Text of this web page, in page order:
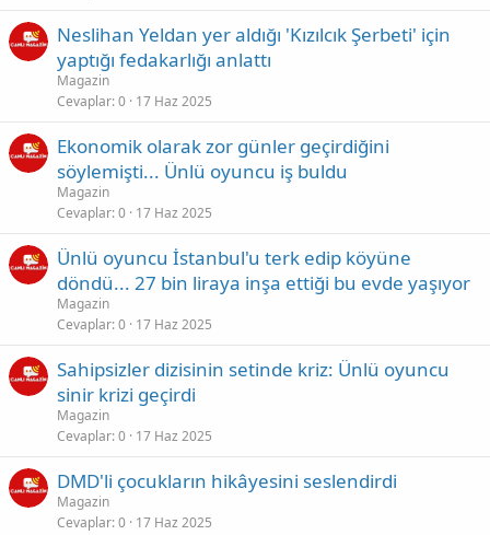
Neslihan Yeldan yer aldığı 'Kızılcık Şerbeti' için
yaptığı fedakarlığı anlattı
Magazin
Cevaplar 0 17 Haz 2025
Ekonomik olarak zor günler geçirdiğini
söylemişti... Ünlü oyuncu iş buldu
Magazin
Cevaplar 0 17 Haz 2025
Ünlü oyuncu İstanbul'u terk edip köyüne
döndü... 27 bin liraya inşa ettiği bu evde yaşıyor
Magazin
Cevaplar 0 17 Haz 2025
Sahipsizler dizisinin setinde kriz: Ünlü oyuncu
sinir krizi geçirdi
Magazin
Cevaplar 0 17 Haz 2025
DMD'li çocukların hikâyesini seslendirdi
Magazin
Cevaplar 0 17 Haz 2025